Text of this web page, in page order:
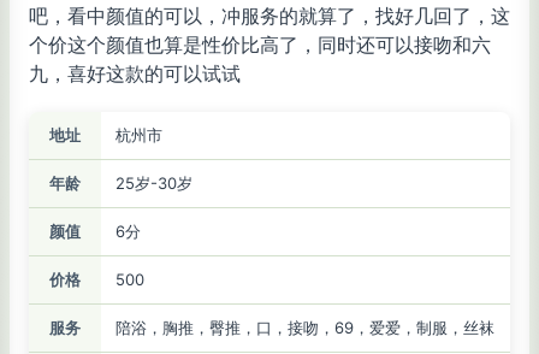
吧，看中颜值的可以，冲服务的就算了，找好几回了，这
个价这个颜值也算是性价比高了，同时还可以接吻和六
九，喜好这款的可以试试
地址 杭州市
年龄 25岁-30岁
颜值 6分
价格 500
服务 陪浴，胸推，臀推，口，接吻，69，爱爱，制服，丝袜